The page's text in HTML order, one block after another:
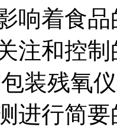
响着食
注和控
装残氧
进行简